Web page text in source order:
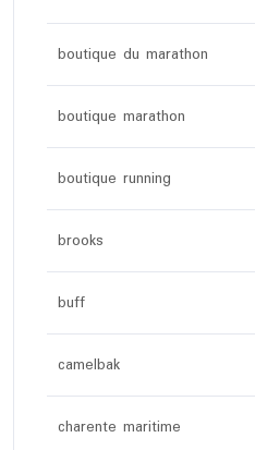
boutique du marathon
boutique marathon
boutique running
brooks
buff
camelbak
charente maritime